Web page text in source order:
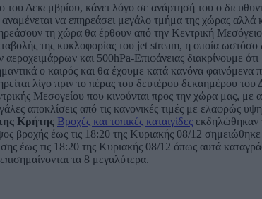
του Δεκεμβρίου, κάνει λόγο σε ανάρτησή του ο
να επηρεάσει μεγάλο τμήμα της χώρας
τη χώρα θα έρθουν από την Κεντρική
της κυκλοφορίας του jet stream, η οποία ωστόσο
και 500hPa-Επιφάνειας διακρίνουμε
ο καιρός και θα έχουμε κατά κανόνα
λίγο πριν το πέρας του δευτέρου δεκαημέρου
Μεσογείου που κινούνται προς την χώρα μας,
αποκλίσεις από τις κανονικές τιμές με ελαφρώς
Κρήτης Βροχές και τοπικές καταιγίδες εκδηλώθηκαν
βροχής έως τις 18:20 της Κυριακής 08/12
έως τις 18:20 της Κυριακής 08/12 όπως αυτά
τα 8 μεγαλύτερα.